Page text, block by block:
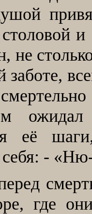
не
заботе,
её
себя: -
где